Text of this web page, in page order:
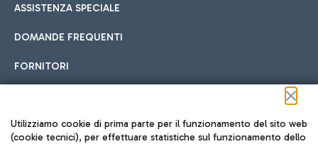
ASSISTENZA SPECIALE
DOMANDE FREQUENTI
FORNITORI
Seguici sui social
Utilizziamo cookie di prima parte per il funzionamento del sito web
(cookie tecnici), per effettuare statistiche sul funzionamento dello